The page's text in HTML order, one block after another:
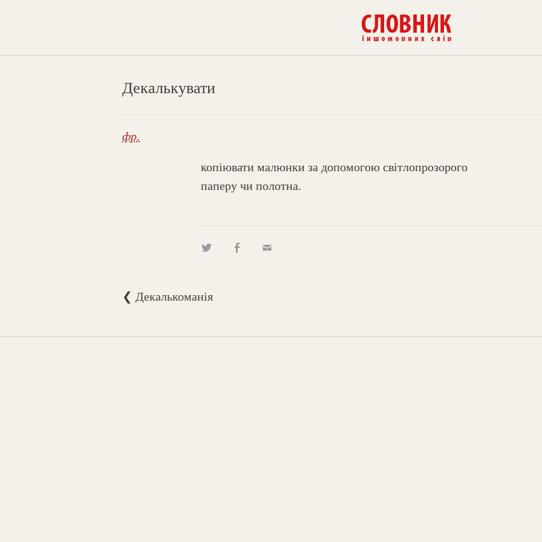
Декалькувати
фр.
копіювати малюнки за допомогою світлопрозорого
паперу чи полотна.
❮ Декалькоманія